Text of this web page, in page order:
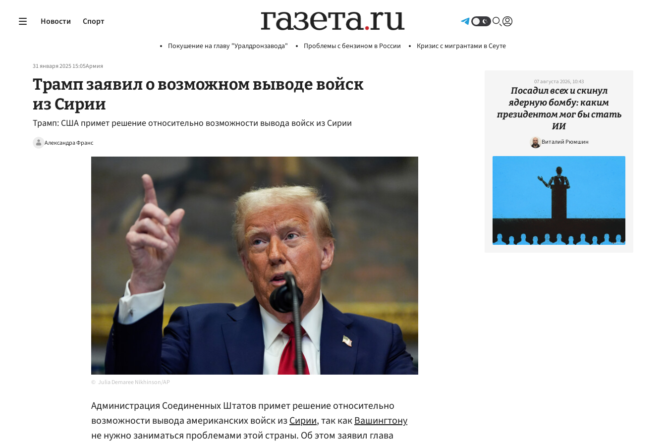
Новости Спорт
Покушение на главу "Уралдронзавода" Проблемы с бензином в России Кризис с мигрантами в Сеуте
31 января 2025 15:05Армия
Трамп заявил о возможном выводе войск
из Сирии
Трамп: США примет решение относительно возможности вывода войск из Сирии
Александра Франс
Julia Demaree Nikhinson/AP
Администрация Соединенных Штатов примет решение относительно
возможности вывода американских войск изСирии, так какВашингтону
не нужно заниматься проблемами этой страны. Об этом заявил глава
07 августа 2026, 10:43
Посадил всех и скинул
ядерную бомбу: каким
президентом мог бы стать
ИИ
Виталий Рюмшин